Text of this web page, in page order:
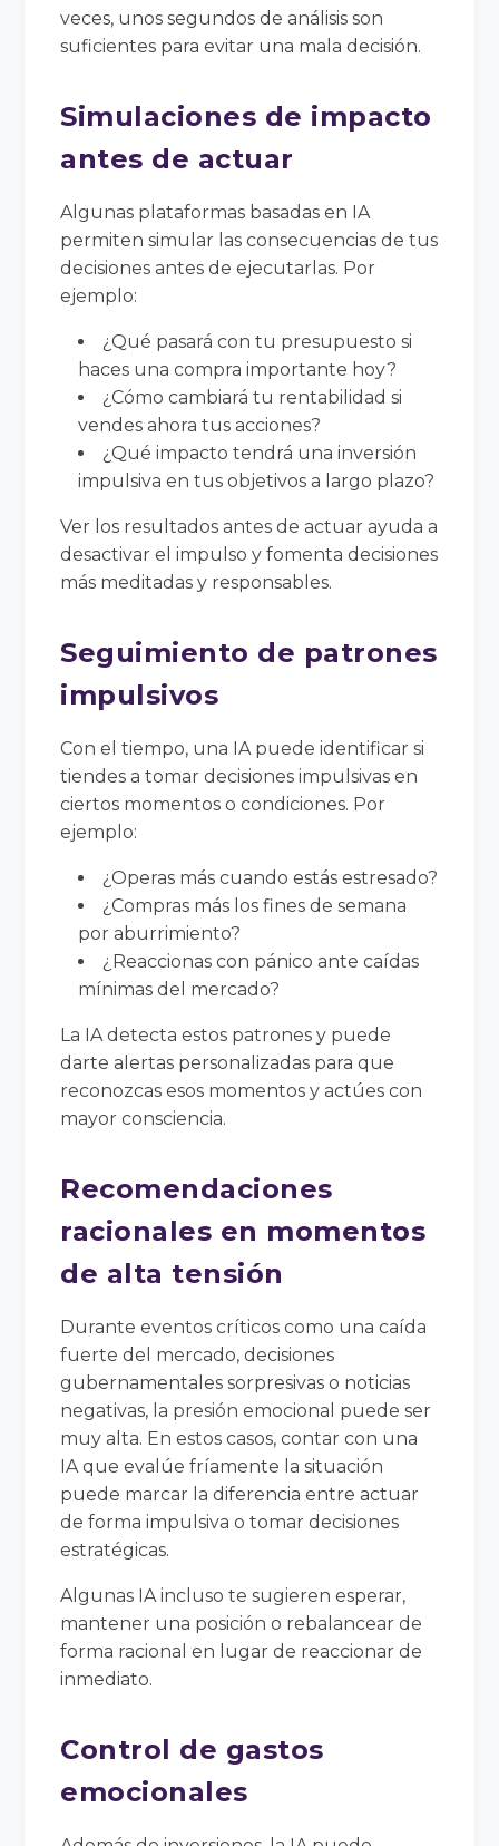
veces, unos segundos de análisis son
suficientes para evitar una mala decisión.
Simulaciones de impacto
antes de actuar
Algunas plataformas basadas en IA
permiten simular las consecuencias de tus
decisiones antes de ejecutarlas. Por
ejemplo:
¿Qué pasará con tu presupuesto si
haces una compra importante hoy?
¿Cómo cambiará tu rentabilidad si
vendes ahora tus acciones?
¿Qué impacto tendrá una inversión
impulsiva en tus objetivos a largo plazo?
Ver los resultados antes de actuar ayuda a
desactivar el impulso y fomenta decisiones
más meditadas y responsables.
Seguimiento de patrones
impulsivos
Con el tiempo, una IA puede identificar si
tiendes a tomar decisiones impulsivas en
ciertos momentos o condiciones. Por
ejemplo:
¿Operas más cuando estás estresado?
¿Compras más los fines de semana
por aburrimiento?
¿Reaccionas con pánico ante caídas
mínimas del mercado?
La IA detecta estos patrones y puede
darte alertas personalizadas para que
reconozcas esos momentos y actúes con
mayor consciencia.
Recomendaciones
racionales en momentos
de alta tensión
Durante eventos críticos como una caída
fuerte del mercado, decisiones
gubernamentales sorpresivas o noticias
negativas, la presión emocional puede ser
muy alta. En estos casos, contar con una
IA que evalúe fríamente la situación
puede marcar la diferencia entre actuar
de forma impulsiva o tomar decisiones
estratégicas.
Algunas IA incluso te sugieren esperar,
mantener una posición o rebalancear de
forma racional en lugar de reaccionar de
inmediato.
Control de gastos
emocionales